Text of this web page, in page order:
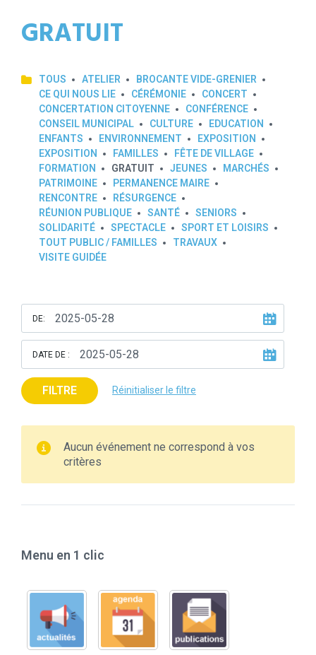
GRATUIT
TOUS ATELIER
BROCANTE VIDE-GRENIER
CE QUI NOUS LIE
CÉRÉMONIE
CONCERT
CONCERTATION CITOYENNE
CONFÉRENCE
CONSEIL MUNICIPAL
CULTURE
EDUCATION
ENFANTS
ENVIRONNEMENT
EXPOSITION
EXPOSITION
FAMILLES
FÊTE DE VILLAGE
FORMATION
GRATUIT JEUNES
MARCHÉS
PATRIMOINE
PERMANENCE MAIRE
RENCONTRE
RÉSURGENCE
RÉUNION PUBLIQUE
SANTÉ
SENIORS
SOLIDARITÉ
SPECTACLE
SPORT ET LOISIRS
TOUT PUBLIC / FAMILLES
TRAVAUX
VISITE GUIDÉE
DE:
DATE DE :
FILTRE Réinitialiser le filtre
Aucun événement ne correspond à vos
critères
Menu en 1 clic